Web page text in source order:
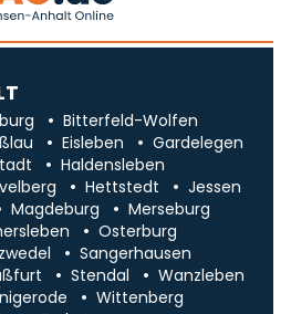
Bitterfeld-Wolfen
Eisleben
Gardelegen
Haldensleben
Hettstedt
Jessen
Magdeburg
Merseburg
Osterburg
Sangerhausen
Stendal
Wanzleben
Wittenberg